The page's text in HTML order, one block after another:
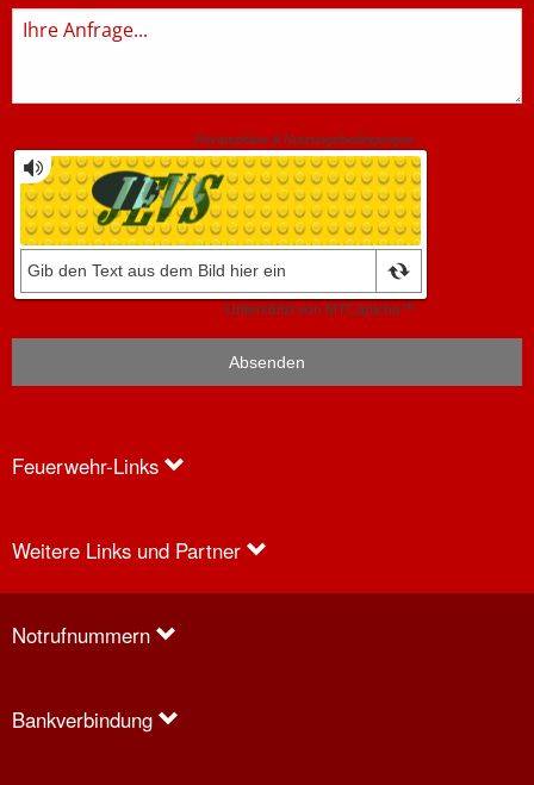
Anfrage
Feuerwehr-Links
Weitere Links und Partner
Notrufnummern
Bankverbindung